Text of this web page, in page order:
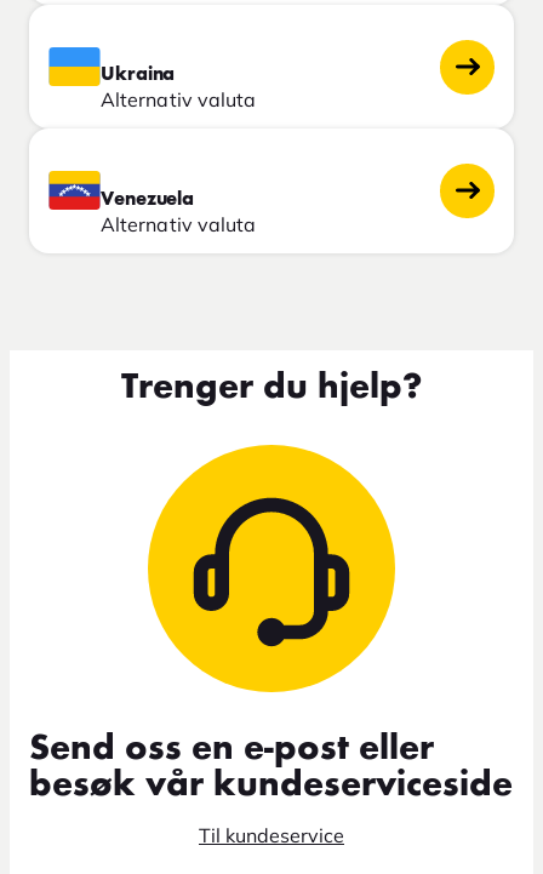
Ukraina
Alternativ valuta
Venezuela
Alternativ valuta
Trenger du hjelp?
Send oss en e-post eller
besøk vår kundeserviceside
Til kundeservice